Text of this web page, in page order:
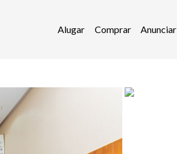
Alugar Comprar Anunciar